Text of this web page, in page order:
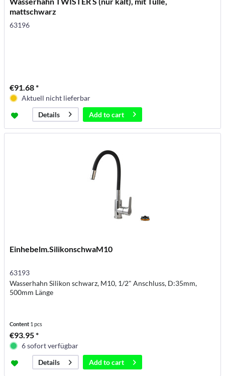
mattschwarz
63196
€91.68 *
Aktuell nicht lieferbar
Details
Add tocart
Einhebelm.SilikonschwaM10
63193
Wasserhahn Silikon schwarz, M10, 1/2" Anschluss, D:35mm,
500mm Länge
Content 1 pcs
€93.95 *
6 sofort verfügbar
Details
Add tocart